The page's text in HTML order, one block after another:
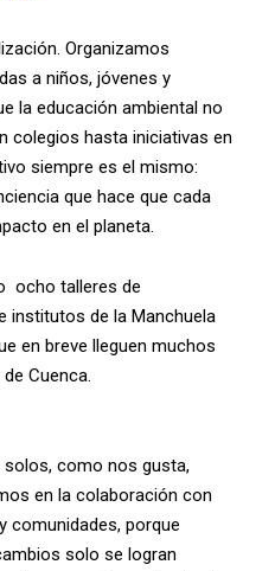
Organizamos
a niños, jóvenes y
la educación ambiental no
colegios hasta iniciativas en
siempre es el mismo:
que hace que cada
en el planeta.
ocho talleres de
institutos de la Manchuela
en breve lleguen muchos
Cuenca.
como nos gusta,
en la colaboración con
comunidades, porque
solo se logran